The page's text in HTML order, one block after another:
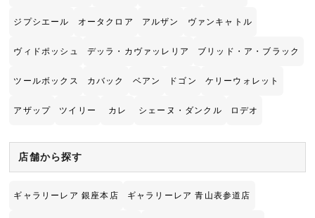
ジプシエール オータクロア アルザン ヴァンキャトル
ヴィドポッシュ デッラ・カヴァッレリア ブリッド・ア・ブラック
ツールボックス カバック ベアン ドゴン ケリーウォレット
アザップ ツイリー カレ シェーヌ・ダンクル ロデオ
店舗から探す
ギャラリーレア 銀座本店 ギャラリーレア 青山表参道店